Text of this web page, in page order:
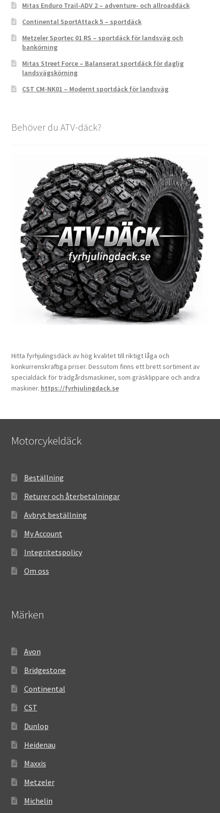
Mitas Enduro Trail-ADV 2 – adventure- och allroaddäck
Continental SportAttack 5 – sportdäck
Metzeler Sportec 01 RS – sportdäck för landsväg och
bankörning
Mitas Street Force – Balanserat sportdäck för daglig
landsvägskörning
CST CM-NK01 – Modernt sportdäck för landsväg
Behöver du ATV-däck?
Hitta fyrhjulingsdäck av hög kvalitet till riktigt låga och
konkurrenskraftiga priser. Dessutom finns ett brett sortiment av
specialdäck för trädgårdsmaskiner, som gräsklippare och andra
maskiner. https://fyrhjulingdack.se
Motorcykeldäck
Beställning
Returer och återbetalningar
Avbryt beställning
My Account
Integritetspolicy
Om oss
Märken
Avon
Bridgestone
Continental
CST
Dunlop
Heidenau
Maxxis
Metzeler
Michelin